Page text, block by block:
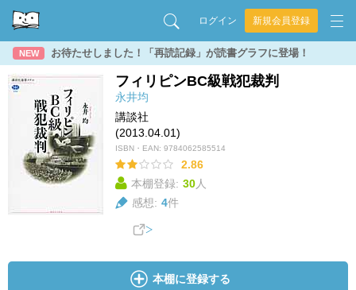
ログイン 新規会員登録
NEW お待たせしました！「再読記録」が読書グラフに登場！
フィリピンBC級戦犯裁判
永井均
講談社
(2013.04.01)
ISBN・EAN: 9784062585514
2.86
本棚登録: 30人
感想: 4件
本棚に登録する